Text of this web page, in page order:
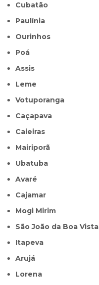
Cubatão
Paulínia
Ourinhos
Poá
Assis
Leme
Votuporanga
Caçapava
Caieiras
Mairiporã
Ubatuba
Avaré
Cajamar
Mogi Mirim
São João da Boa Vista
Itapeva
Arujá
Lorena